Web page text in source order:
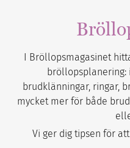
I Bröllopsmagasinet
bröllopsplanering:
brudklänningar, ringar,
mycket mer för både
Vi ger dig tipsen för